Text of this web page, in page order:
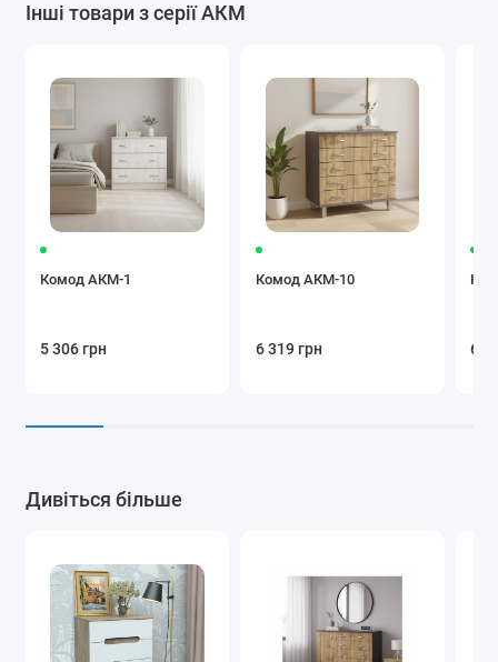
Інші товари з серії АКМ
Комод АКМ-1
5 306 грн
Комод АКМ-10
6 319 грн 6
Дивіться більше